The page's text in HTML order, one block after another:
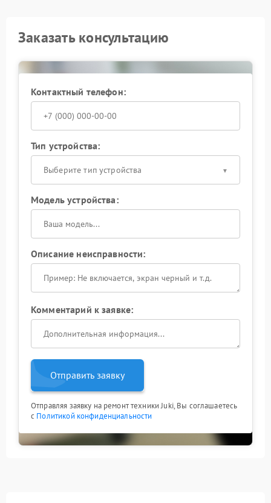
Заказать консультацию
Контактный телефон:
Тип устройства:
Выберите тип устройства
Модель устройства:
Описание неисправности:
Комментарий к заявке:
Отправить заявку
Отправляя заявку на ремонт техники Juki, Вы соглашаетесь
с Политикой конфиденциальности